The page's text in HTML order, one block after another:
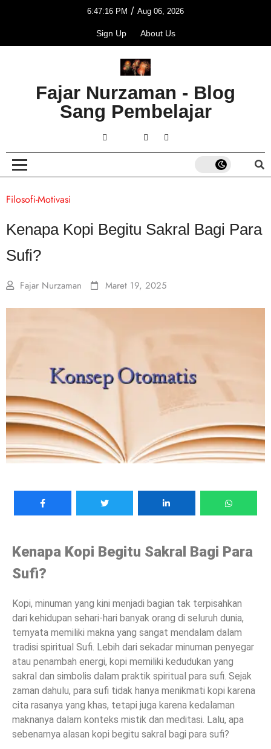
6:47:16 PM / Aug 06, 2026
Sign Up About Us
Fajar Nurzaman - Blog
Sang Pembelajar
Filosofi-Motivasi
Kenapa Kopi Begitu Sakral Bagi Para
Sufi?
Fajar Nurzaman Maret 19, 2025
Kenapa Kopi Begitu Sakral Bagi Para
Sufi?
Kopi, minuman yang kini menjadi bagian tak terpisahkan
dari kehidupan sehari-hari banyak orang di seluruh dunia,
ternyata memiliki makna yang sangat mendalam dalam
tradisi spiritual Sufi. Lebih dari sekadar minuman penyegar
atau penambah energi, kopi memiliki kedudukan yang
sakral dan simbolis dalam praktik spiritual para sufi. Sejak
zaman dahulu, para sufi tidak hanya menikmati kopi karena
cita rasanya yang khas, tetapi juga karena kedalaman
maknanya dalam konteks mistik dan meditasi. Lalu, apa
sebenarnya alasan kopi begitu sakral bagi para sufi?